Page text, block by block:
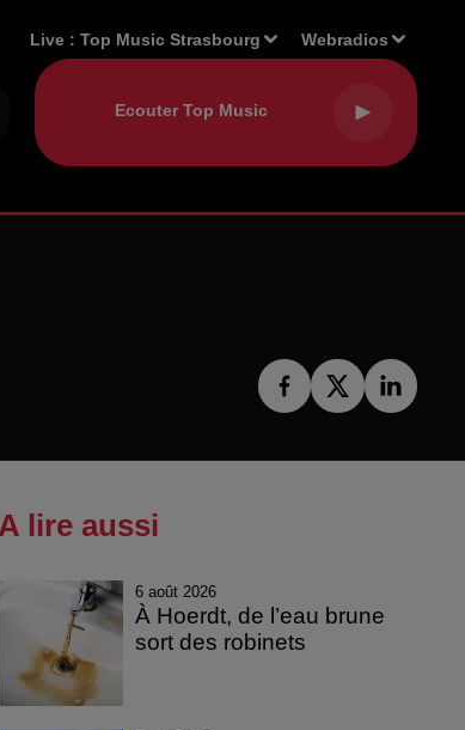
Live :Top Music Strasbourg Webradios
A lire aussi
6 août 2026
À Hoerdt, de l’eau brune
sort des robinets